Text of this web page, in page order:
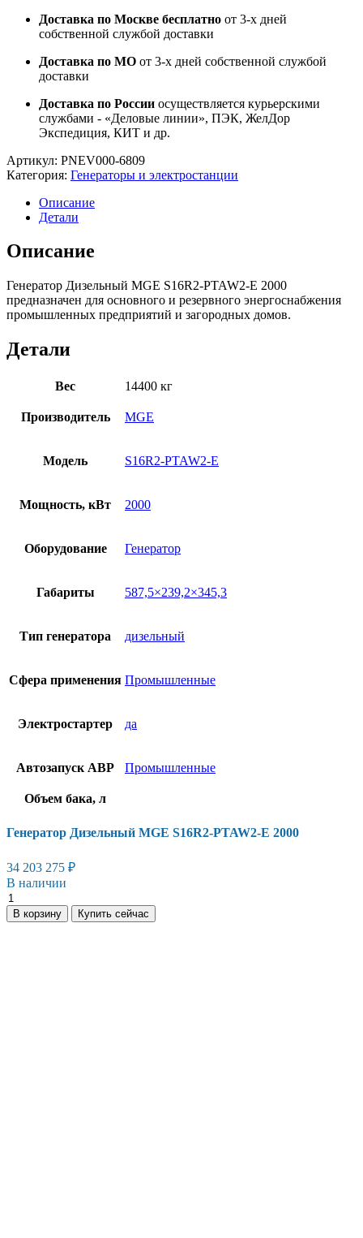
Доставка по Москве бесплатно от 3-х дней
собственной службой доставки
Доставка по МО от 3-х дней собственной службой
доставки
Доставка по России осуществляется курьерскими
службами - «Деловые линии», ПЭК, ЖелДор
Экспедиция, КИТ и др.
Артикул: PNEV000-6809
Категория: Генераторы и электростанции
Описание
Детали
Описание
Генератор Дизельный MGE S16R2-PTAW2-E 2000
предназначен для основного и резервного энергоснабжения
промышленных предприятий и загородных домов.
Детали
Вес 14400 кг
Производитель MGE
Модель S16R2-PTAW2-E
Мощность, кВт 2000
Оборудование Генератор
Габариты 587,5×239,2×345,3
Тип генератора дизельный
Сфера применения Промышленные
Электростартер да
Автозапуск АВР Промышленные
Объем бака, л
Генератор Дизельный MGE S16R2-PTAW2-E 2000
34 203 275 ₽
В наличии
Генератор
Дизельный
MGE
В корзину Купить сейчас